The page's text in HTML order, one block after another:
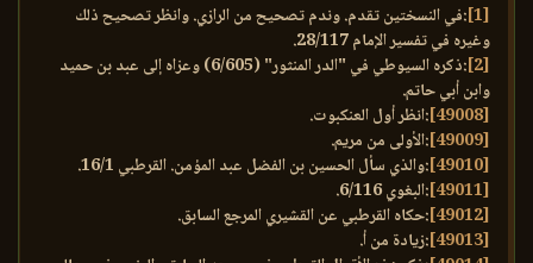
[1] :في النسختين تقدم. وندم تصحيح من الرازي. وانظر تصحيح ذلك
وغيره في تفسير الإمام 28/117.
[2]
:ذكره السيوطي في "الدر المنثور" (6/605) وعزاه إلى عبد بن حميد
وابن أبي حاتم.
[49008]
:انظر أول العنكبوت.
[49009]
:الأولى من مريم.
[49010]
:والذي سأل الحسين بن الفضل عبد المؤمن. القرطبي 16/1.
[49011]
:البغوي 6/116.
[49012]
:حكاه القرطبي عن القشيري المرجع السابق.
[49013]
:زيادة من أ.